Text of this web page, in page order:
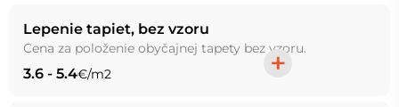
Lepenie tapiet, bez vzoru
Cena za položenie obyčajnej tapety bez vzoru.
3.6 - 5.4€/m2 +